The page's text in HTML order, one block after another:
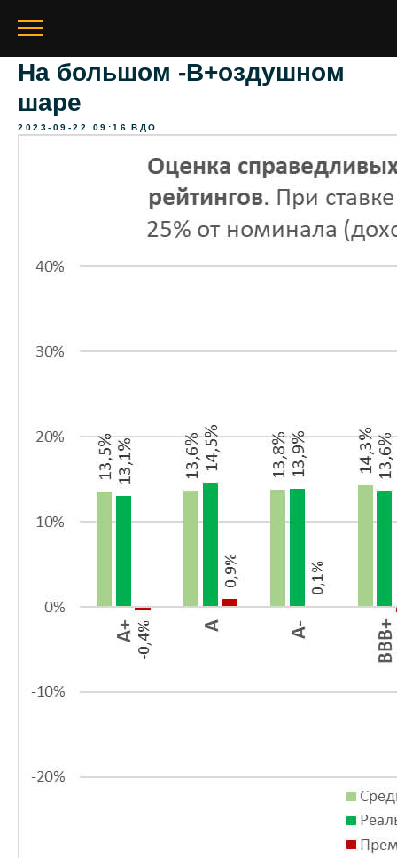
На большом -B+оздушном
шаре
2023-09-22 09:16 ВДО